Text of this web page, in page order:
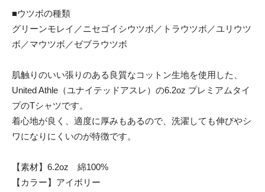
■ウツボの種類
グリーンモレイ／ニセゴイシウツボ／トラウツボ／ユリウツ
ボ／マウツボ／ゼブラウツボ
肌触りのいい張りのある良質なコットン生地を使用した、
United Athle（ユナイテッドアスレ）の6.2oz プレミアムタイ
プのTシャツです。
着心地が良く、適度に厚みもあるので、洗濯しても伸びやシ
ワになりにくいのが特徴です。
【素材】6.2oz 綿100%
【カラー】アイボリー